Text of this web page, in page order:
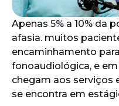
Apenas 5% a 10% da
afasia. muitos
encaminhamento
fonoaudiológica, e
chegam aos serviços
se encontra em